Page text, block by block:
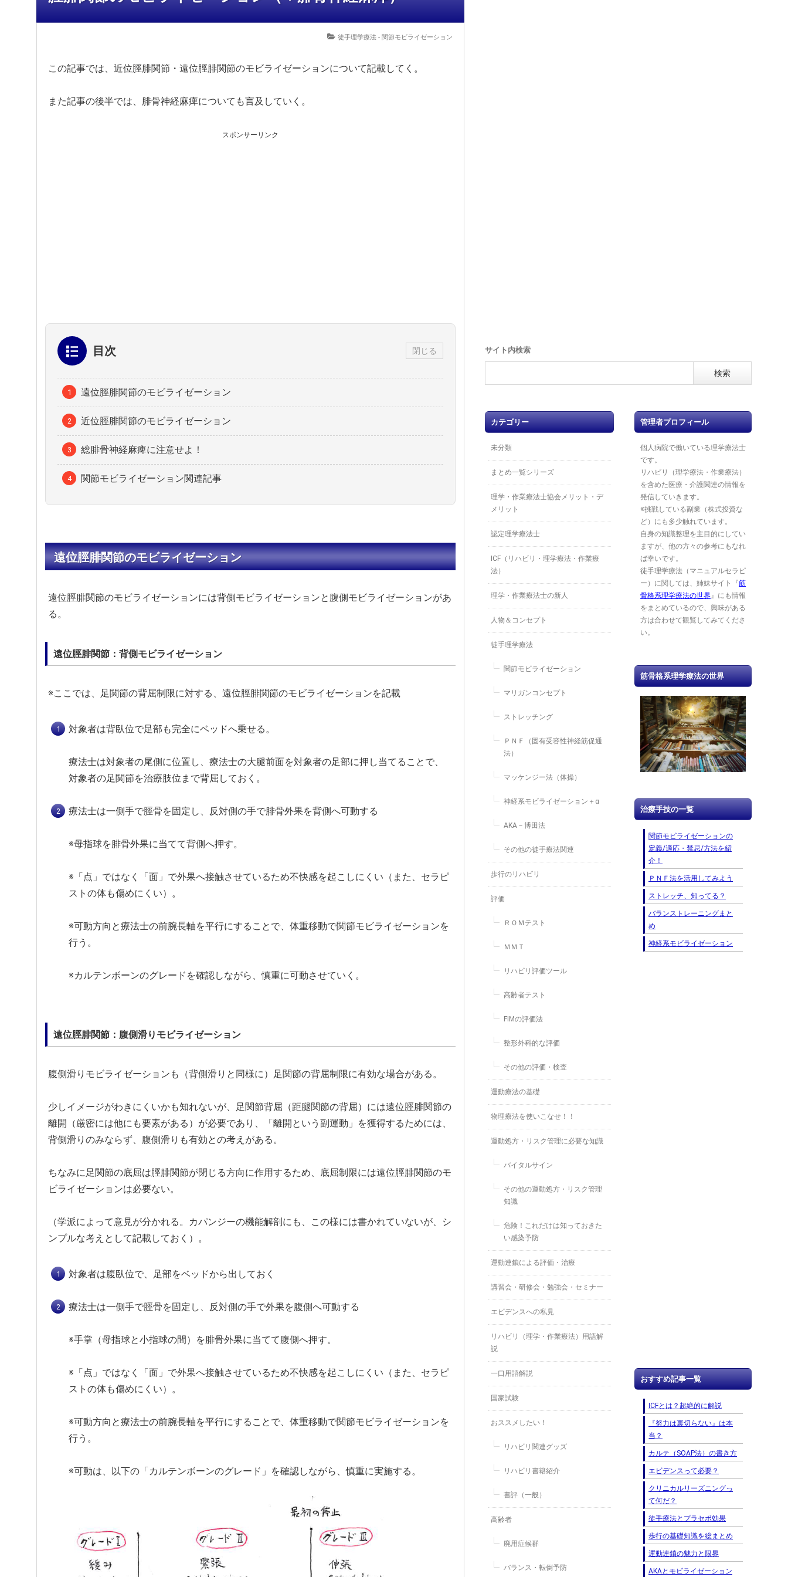
徒手理学療法 - 関節モビライゼーション
この記事では、近位脛腓関節・遠位脛腓関節のモビライゼーションについて記載してく。
また記事の後半では、腓骨神経麻痺についても言及していく。
スポンサーリンク
目次 閉じる
遠位脛腓関節のモビライゼーション
近位脛腓関節のモビライゼーション
総腓骨神経麻痺に注意せよ！
関節モビライゼーション関連記事
遠位脛腓関節のモビライゼーション
遠位脛腓関節のモビライゼーションには背側モビライゼーションと腹側モビライゼーションがあ
る。
遠位脛腓関節：背側モビライゼーション
※ここでは、足関節の背屈制限に対する、遠位脛腓関節のモビライゼーションを記載
対象者は背臥位で足部も完全にベッドへ乗せる。
療法士は対象者の尾側に位置し、療法士の大腿前面を対象者の足部に押し当てることで、
対象者の足関節を治療肢位まで背屈しておく。
療法士は一側手で脛骨を固定し、反対側の手で腓骨外果を背側へ可動する
※母指球を腓骨外果に当てて背側へ押す。
※「点」ではなく「面」で外果へ接触させているため不快感を起こしにくい（また、セラピ
ストの体も傷めにくい）。
※可動方向と療法士の前腕長軸を平行にすることで、体重移動で関節モビライゼーションを
行う。
※カルテンボーンのグレードを確認しながら、慎重に可動させていく。
遠位脛腓関節：腹側滑りモビライゼーション
腹側滑りモビライゼーションも（背側滑りと同様に）足関節の背屈制限に有効な場合がある。
少しイメージがわきにくいかも知れないが、足関節背屈（距腿関節の背屈）には遠位脛腓関節の
離開（厳密には他にも要素がある）が必要であり、「離開という副運動」を獲得するためには、
背側滑りのみならず、腹側滑りも有効との考えがある。
ちなみに足関節の底屈は脛腓関節が閉じる方向に作用するため、底屈制限には遠位脛腓関節のモ
ビライゼーションは必要ない。
（学派によって意見が分かれる。カパンジーの機能解剖にも、この様には書かれていないが、シ
ンプルな考えとして記載しておく）。
対象者は腹臥位で、足部をベッドから出しておく
療法士は一側手で脛骨を固定し、反対側の手で外果を腹側へ可動する
※手掌（母指球と小指球の間）を腓骨外果に当てて腹側へ押す。
※「点」ではなく「面」で外果へ接触させているため不快感を起こしにくい（また、セラピ
ストの体も傷めにくい）。
※可動方向と療法士の前腕長軸を平行にすることで、体重移動で関節モビライゼーションを
行う。
※可動は、以下の「カルテンボーンのグレード」を確認しながら、慎重に実施する。
サイト内検索
カテゴリー
未分類
まとめ一覧シリーズ
理学・作業療法士協会メリット・デ
メリット
認定理学療法士
ICF（リハビリ・理学療法・作業療
法）
理学・作業療法士の新人
人物＆コンセプト
徒手理学療法
関節モビライゼーション
マリガンコンセプト
ストレッチング
ＰＮＦ（固有受容性神経筋促通
法）
マッケンジー法（体操）
神経系モビライゼーション＋α
AKA－博田法
その他の徒手療法関連
歩行のリハビリ
評価
ＲＯＭテスト
ＭＭＴ
リハビリ評価ツール
高齢者テスト
FIMの評価法
整形外科的な評価
その他の評価・検査
運動療法の基礎
物理療法を使いこなせ！！
運動処方・リスク管理に必要な知識
バイタルサイン
その他の運動処方・リスク管理
知識
危険！これだけは知っておきた
い感染予防
運動連鎖による評価・治療
講習会・研修会・勉強会・セミナー
エビデンスへの私見
リハビリ（理学・作業療法）用語解
説
一口用語解説
国家試験
おススメしたい！
リハビリ関連グッズ
リハビリ書籍紹介
書評（一般）
高齢者
廃用症候群
バランス・転倒予防
管理者プロフィール
個人病院で働いている理学療法士
です。
リハビリ（理学療法・作業療法）
を含めた医療・介護関連の情報を
発信していきます。
※挑戦している副業（株式投資な
ど）にも多少触れています。
自身の知識整理を主目的にしてい
ますが、他の方々の参考にもなれ
ば幸いです。
徒手理学療法（マニュアルセラピ
ー）に関しては、姉妹サイト『筋
骨格系理学療法の世界』にも情報
をまとめているので、興味がある
方は合わせて観覧してみてくださ
い。
筋骨格系理学療法の世界
治療手技の一覧
関節モビライゼーションの
定義/適応・禁忌/方法を紹
介！
ＰＮＦ法を活用してみよう
ストレッチ、知ってる？
バランストレーニングまと
め
神経系モビライゼーション
おすすめ記事一覧
ICFとは？超絶的に解説
『努力は裏切らない』は本
当？
カルテ（SOAP法）の書き方
エビデンスって必要？
クリニカルリーズニングっ
て何だ？
徒手療法とプラセボ効果
歩行の基礎知識を総まとめ
運動連鎖の魅力と限界
AKAとモビライゼーション